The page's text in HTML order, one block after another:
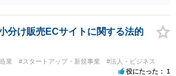
ておくこと、顧客とのやり取りのログを証拠
もお勧めいたします。
分け販売ECサイトに関する法的
業 #スタートアップ・新規事業 #法人・ビジネス
役にたった 1